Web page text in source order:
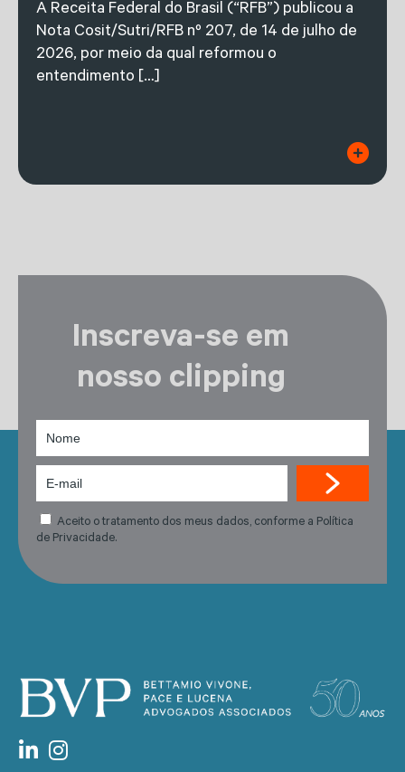
A Receita Federal do Brasil (“RFB”) publicou a
Nota Cosit/Sutri/RFB nº 207, de 14 de julho de
2026, por meio da qual reformou o
entendimento […]
Inscreva-se em
nosso clipping
Aceito o tratamento dos meus dados, conforme a Política
de Privacidade.